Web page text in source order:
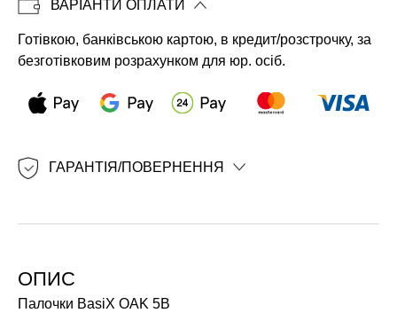
Копіювати
ВАРІАНТИ ОПЛАТИ
Готівкою, банківською картою, в кредит/розстрочку, за
безготівковим розрахунком для юр. осіб.
ГАРАНТІЯ/ПОВЕРНЕННЯ
ОПИС
Палочки BasiX OAK 5B